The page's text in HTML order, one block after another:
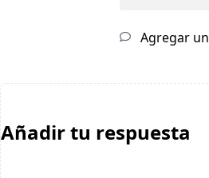
Agregar
Añadir tu respuesta